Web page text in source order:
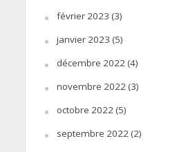
février 2023 (3)
janvier 2023 (5)
décembre 2022(4)
novembre 2022(3)
octobre 2022(5)
septembre 2022(2)